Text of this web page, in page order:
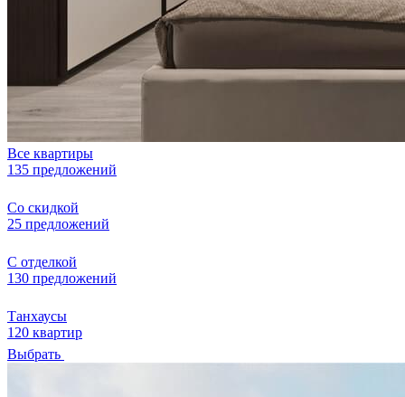
Все квартиры
135 предложений
Со скидкой
25 предложений
С отделкой
130 предложений
Танхаусы
120 квартир
Выбрать